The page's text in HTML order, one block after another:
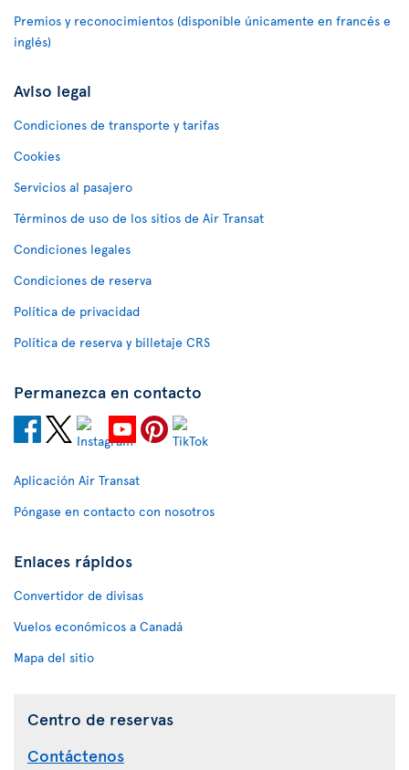
Premios y reconocimientos (disponible únicamente en francés e
inglés)
Aviso legal
Condiciones de transporte y tarifas
Cookies
Servicios al pasajero
Términos de uso de los sitios de Air Transat
Condiciones legales
Condiciones de reserva
Política de privacidad
Política de reserva y billetaje CRS
Permanezca en contacto
Aplicación Air Transat
Póngase en contacto con nosotros
Enlaces rápidos
Convertidor de divisas
Vuelos económicos a Canadá
Mapa del sitio
Centro de reservas
Contáctenos